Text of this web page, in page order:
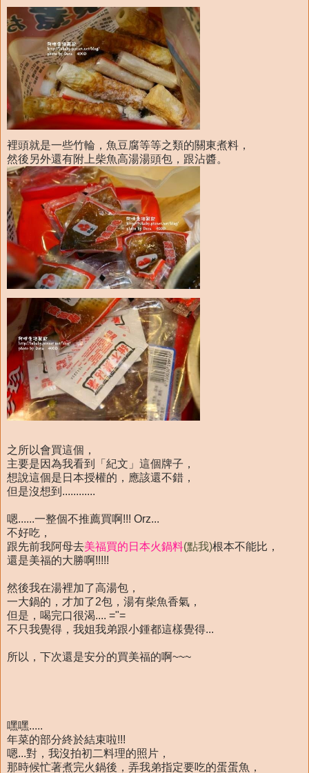
裡頭就是一些竹輪，魚豆腐等等之類的關東煮料，
然後另外還有附上柴魚高湯湯頭包，跟沾醬。
之所以會買這個，
主要是因為我看到「紀文」這個牌子，
想說這個是日本授權的，應該還不錯，
但是沒想到............
嗯......一整個不推薦買啊!!! Orz...
不好吃，
跟先前我阿母去美福買的日本火鍋料(點我)根本不能比，
還是美福的大勝啊!!!!!
然後我在湯裡加了高湯包，
一大鍋的，才加了2包，湯有柴魚香氣，
但是，喝完口很渴.... ="=
不只我覺得，我姐我弟跟小鍾都這樣覺得...
所以，下次還是安分的買美福的啊~~~
嘿嘿.....
年菜的部分終於結束啦!!!
嗯...對，我沒拍初二料理的照片，
那時候忙著煮完火鍋後，弄我弟指定要吃的蛋蛋魚，